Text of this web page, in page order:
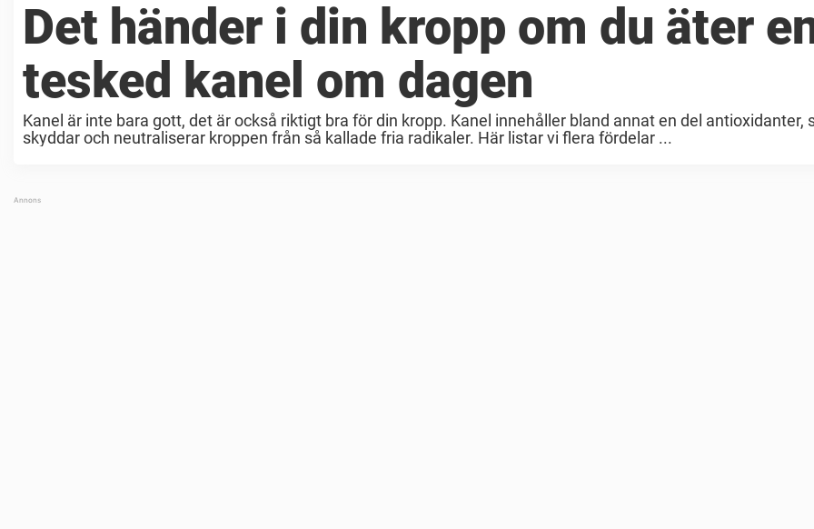
Det händer i din kropp om du äter
tesked kanel om dagen
Kanel är inte bara gott, det är också riktigt bra för din kropp. Kanel innehåller bland annat en del antioxidanter,
skyddar och neutraliserar kroppen från så kallade fria radikaler. Här listar vi flera fördelar ...